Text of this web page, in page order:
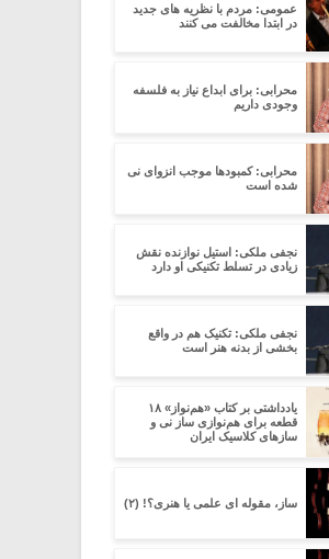
عمومی: مردم با نظریه های جدید
در ابتدا مخالفت می کنند
محرابی: برای ابداع نیاز به فلسفه
وجودی داریم
محرابی: کمبودها موجب انزوای نی
شده است
نجفی ملکی: استیل نوازنده نقش
زیادی در تسلط تکنیکی او دارد
نجفی ملکی: تکنیک هم در واقع
بخشی از بدنه هنر است
یادداشتی بر کتاب «هم‌نواز» ۱۸
قطعه برای هم‌نوازی ساز نی و
سازهای کلاسیک ایران
ساز، مقوله ای علمی یا هنری؟! (۲)